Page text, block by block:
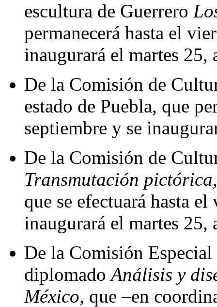
escultura de Guerrero
permanecerá hasta el
inaugurará el martes 25,
De la Comisión de
estado de Puebla, que
septiembre y se
De la Comisión de
Transmutación pictórica,
que se efectuará hasta
inaugurará el martes 25,
De la Comisión
diplomadoAnálisis y
México, que –en